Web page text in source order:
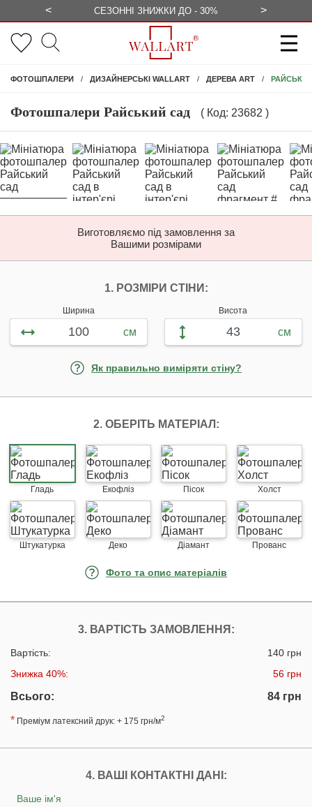
< СЕЗОННІ ЗНИЖКИ ДО - 30% >
ФОТОШПАЛЕРИ ДИЗАЙНЕРСЬКІ WALLART ДЕРЕВА ART
Фотошпалери Райський сад ( Код: 23682 )
Виготовляємо під замовлення за
Вашими розмірами
1. РОЗМІРИ СТІНИ:
Ширина
см
Висота
см
Як правильно виміряти стіну?
2. ОБЕРІТЬ МАТЕРІАЛ:
Гладь Екофліз Пісок Холст
Штукатурка Деко Діамант Прованс
Фото та опис матеріалів
3. ВАРТІСТЬ ЗАМОВЛЕННЯ:
Вартість:
140 грн
Знижка 40%:
56 грн
Всього:
84 грн
* Преміум латексний друк: + 175 грн/м2
4. ВАШІ КОНТАКТНІ ДАНІ:
Ваше ім'я